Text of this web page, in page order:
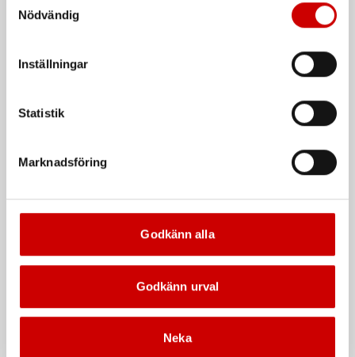
länder utanför EU med olika dataskyddsnormer. Genom
att godkänna samtycker du till sådana överföringar. Läs
Nödvändig
Inställningar
Statistik
Marknadsföring
Godkänn alla
Godkänn urval
Neka
Förzinkad FZB (A2K)
Förzinkad FZB (A2K)
De som köpte, köpte även
Kampanj
Våtservett för glasögon Stålborste
Kampanj Kampanj